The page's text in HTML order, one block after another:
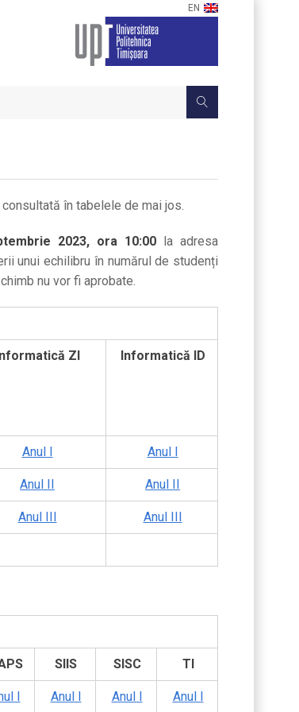
EN
în tabelele de mai jos.
2023, ora 10:00la adresa
unui echilibru în numărul de studenți
nu vor fi aprobate.
ZI Informatică ID
Anul I Anul I
Anul II Anul II
Anul III Anul III
SIIS SISC TI
I Anul I Anul I Anul I